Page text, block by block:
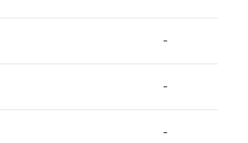
-
-
-